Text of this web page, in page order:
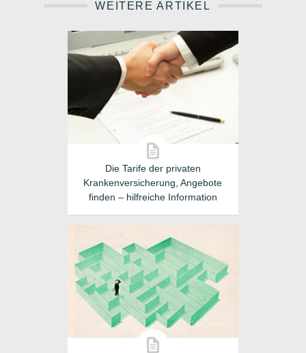
WEITERE ARTIKEL
Die Tarife der privaten
Krankenversicherung, Angebote
finden – hilfreiche Information